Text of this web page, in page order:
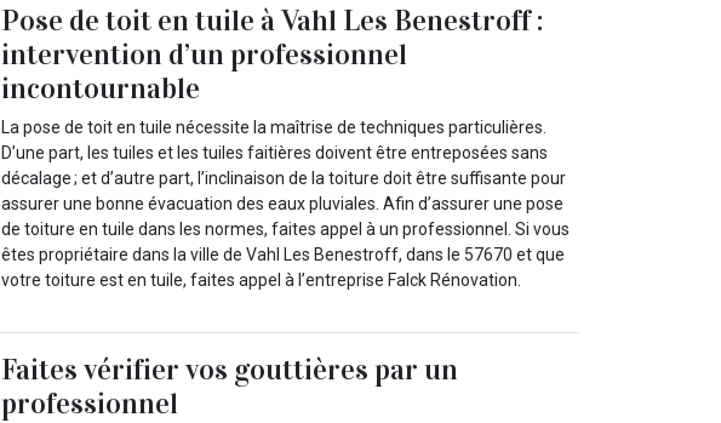
Pose de toit en tuile à Vahl Les Benestroff :
intervention d’un professionnel
incontournable
La pose de toit en tuile nécessite la maîtrise de techniques particulières.
D’une part, les tuiles et les tuiles faitières doivent être entreposées sans
décalage ; et d’autre part, l’inclinaison de la toiture doit être suffisante pour
assurer une bonne évacuation des eaux pluviales. Afin d’assurer une pose
de toiture en tuile dans les normes, faites appel à un professionnel. Si vous
êtes propriétaire dans la ville de Vahl Les Benestroff, dans le 57670 et que
votre toiture est en tuile, faites appel à l’entreprise Falck Rénovation.
Faites vérifier vos gouttières par un
professionnel